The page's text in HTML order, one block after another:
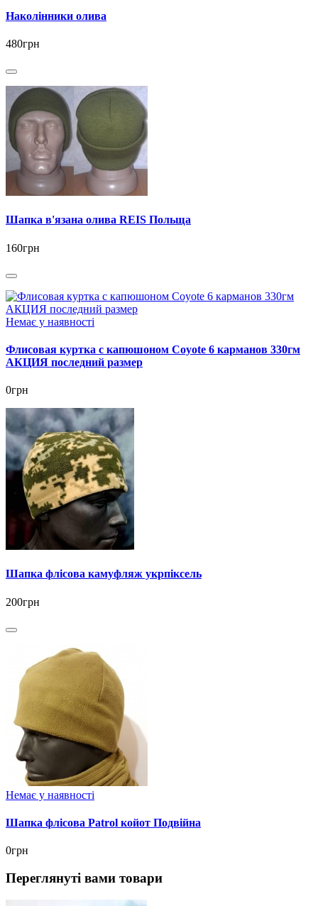
Наколінники олива
480грн
Шапка в'язана олива REIS Польща
160грн
Немає у наявності
Флисовая куртка с капюшоном Coyote 6 карманов 330гм
АКЦИЯ последний размер
0грн
Шапка флісова камуфляж укрпіксель
200грн
Немає у наявності
Шапка флісова Patrol койот Подвійна
0грн
Переглянуті вами товари